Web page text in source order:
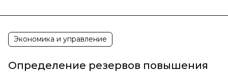
Экономика и управление
Определение резервов повышения